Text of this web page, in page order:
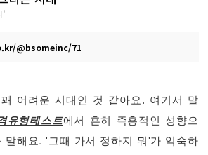
'
@bsomeinc/71
어려운 시대인 것 같아요. 여기서 말
유형테스트에서 흔히 즉흥적인 성향으
말해요.'그때 가서 정하지 뭐 '가 익숙하